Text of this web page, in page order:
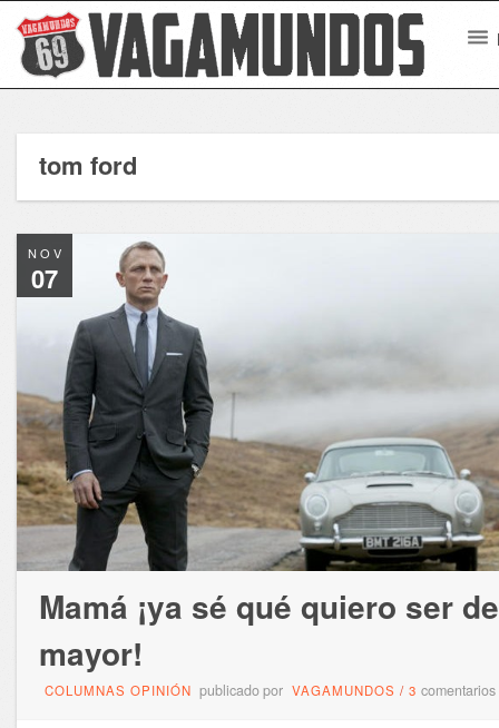
tom ford
NOV
07
Mamá ¡ya sé qué quiero ser de
mayor!
COLUMNAS OPINIÓN publicado por VAGAMUNDOS / 3 comentarios